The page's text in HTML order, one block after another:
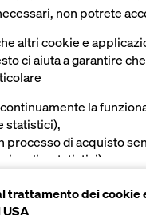
non potrete
altri cookie e
ci aiuta a garantire
la
statistici),
processo di acquisto
e statistici),
trattamento dei